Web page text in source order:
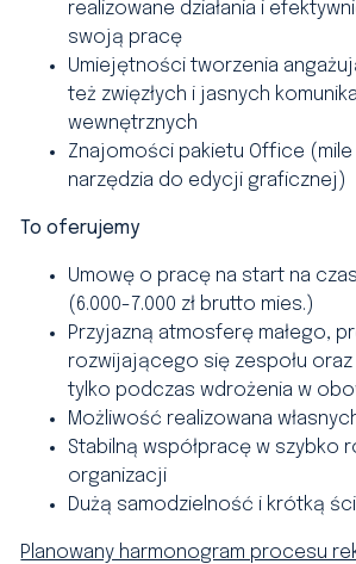
realizowane działania i
swoją pracę
Umiejętności tworzenia
też zwięzłych i jasnych
wewnętrznych
Znajomości pakietu Office (mile
narzędzia do edycji graficznej)
To oferujemy
Umowę o pracę na start na
(6.000-7.000 zł brutto mies.)
Przyjazną atmosferę małego,
rozwijającego się zespołu oraz
tylko podczas wdrożenia w
Możliwość realizowana
Stabilną współpracę w szybko
organizacji
Dużą samodzielność i krótką
Planowany harmonogram procesu